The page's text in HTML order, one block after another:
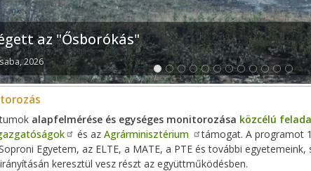
az "Ősborókás"
2026
alapfelmérése és egységes monitorozása közcélú
és az Agrárminisztérium támogat. A programot
Egyetem, az ELTE, a MATE, a PTE és további
keresztül vesz részt az együttműködésben.